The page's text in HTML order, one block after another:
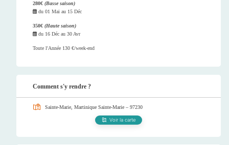
280€ (Basse saison)
du 01 Mai au 15 Déc
350€ (Haute saison)
du 16 Déc au 30 Avr
Toute l'Année 130 €/week-end
Comment s'y rendre ?
Sainte-Marie, Martinique Sainte-Marie – 97230
Voir la carte